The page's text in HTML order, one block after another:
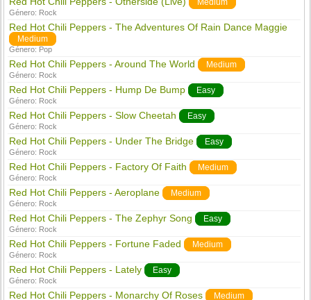
Medium
Género: Rock
Red Hot Chili Peppers - The Adventures Of Rain Dance Maggie
Medium
Género: Pop
Red Hot Chili Peppers - Around The World Medium
Género: Rock
Red Hot Chili Peppers - Hump De Bump Easy
Género: Rock
Red Hot Chili Peppers - Slow Cheetah Easy
Género: Rock
Red Hot Chili Peppers - Under The Bridge Easy
Género: Rock
Red Hot Chili Peppers - Factory Of Faith Medium
Género: Rock
Red Hot Chili Peppers - Aeroplane Medium
Género: Rock
Red Hot Chili Peppers - The Zephyr Song Easy
Género: Rock
Red Hot Chili Peppers - Fortune Faded Medium
Género: Rock
Red Hot Chili Peppers - Lately Easy
Género: Rock
Red Hot Chili Peppers - Monarchy Of Roses Medium